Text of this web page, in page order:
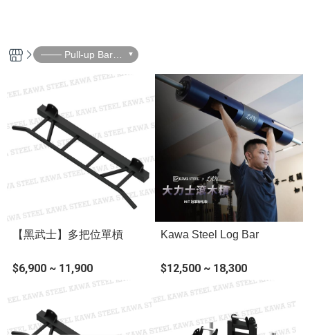
─── Pull-up Bar /
Strongman ───
【黑武士】多把位單槓
$6,900 ~ 11,900
Kawa Steel Log Bar
$12,500 ~ 18,300